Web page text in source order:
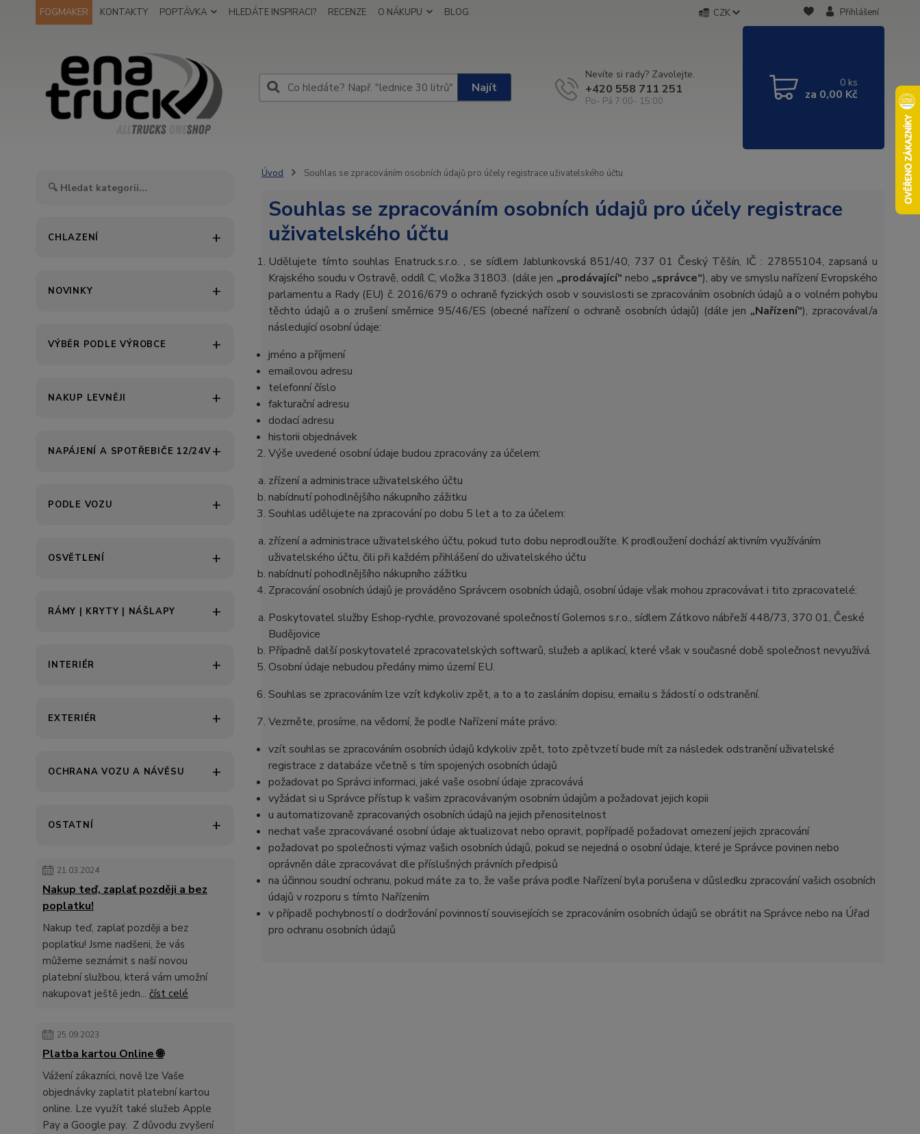
FOGMAKER KONTAKTY POPTÁVKA HLEDÁTE INSPIRACI? RECENZE O NÁKUPU BLOG CZK Přihlášení
Najít
Nevíte si rady? Zavolejte.
+420 558 711 251
Po- Pá 7:00- 15:00
0 ks
za 0,00 Kč
CHLAZENÍ
NOVINKY
VÝBĚR PODLE VÝROBCE
NAKUP LEVNĚJI
NAPÁJENÍ A SPOTŘEBIČE 12/24V
PODLE VOZU
OSVĚTLENÍ
RÁMY | KRYTY | NÁŠLAPY
INTERIÉR
EXTERIÉR
OCHRANA VOZU A NÁVĚSU
OSTATNÍ
21.03.2024
Nakup teď, zaplať později a bez
poplatku!
Nakup teď, zaplať později a bez
poplatku! Jsme nadšeni, že vás
můžeme seznámit s naší novou
platební službou, která vám umožní
nakupovat ještě jedn... číst celé
25.09.2023
Platba kartou Online 🌐
Vážení zákazníci, nově lze Vaše
objednávky zaplatit platební kartou
online. Lze využít také služeb Apple
Pay a Google pay. Z důvodu zvyšení
Úvod Souhlas se zpracováním osobních údajů pro účely registrace uživatelského účtu
Souhlas se zpracováním osobních údajů pro účely registrace
uživatelského účtu
Udělujete tímto souhlas Enatruck.s.r.o. , se sídlem Jablunkovská 851/40, 737 01 Český Těšín, IČ : 27855104, zapsaná u
Krajského soudu v Ostravě, oddíl C, vložka 31803. (dále jen „prodávající“ nebo „správce“), aby ve smyslu nařízení Evropského
parlamentu a Rady (EU) č. 2016/679 o ochraně fyzických osob v souvislosti se zpracováním osobních údajů a o volném pohybu
těchto údajů a o zrušení směrnice 95/46/ES (obecné nařízení o ochraně osobních údajů) (dále jen „Nařízení“), zpracovával/a
následující osobní údaje:
jméno a příjmení
emailovou adresu
telefonní číslo
fakturační adresu
dodací adresu
historii objednávek
Výše uvedené osobní údaje budou zpracovány za účelem:
zřízení a administrace uživatelského účtu
nabídnutí pohodlnějšího nákupního zážitku
Souhlas udělujete na zpracování po dobu 5 let a to za účelem:
zřízení a administrace uživatelského účtu, pokud tuto dobu neprodloužíte. K prodloužení dochází aktivním využíváním
uživatelského účtu, čili při každém přihlášení do uživatelského účtu
nabídnutí pohodlnějšího nákupního zážitku
Zpracování osobních údajů je prováděno Správcem osobních údajů, osobní údaje však mohou zpracovávat i tito zpracovatelé:
Poskytovatel služby Eshop-rychle, provozované společností Golemos s.r.o., sídlem Zátkovo nábřeží 448/73, 370 01, České
Budějovice
Případně další poskytovatelé zpracovatelských softwarů, služeb a aplikací, které však v současné době společnost nevyužívá.
Osobní údaje nebudou předány mimo území EU.
Souhlas se zpracováním lze vzít kdykoliv zpět, a to a to zasláním dopisu, emailu s žádostí o odstranění.
Vezměte, prosíme, na vědomí, že podle Nařízení máte právo:
vzít souhlas se zpracováním osobních údajů kdykoliv zpět, toto zpětvzetí bude mít za následek odstranění uživatelské
registrace z databáze včetně s tím spojených osobních údajů
požadovat po Správci informaci, jaké vaše osobní údaje zpracovává
vyžádat si u Správce přístup k vašim zpracovávaným osobním údajům a požadovat jejich kopii
u automatizovaně zpracovaných osobních údajů na jejich přenositelnost
nechat vaše zpracovávané osobní údaje aktualizovat nebo opravit, popřípadě požadovat omezení jejich zpracování
požadovat po společnosti výmaz vašich osobních údajů, pokud se nejedná o osobní údaje, které je Správce povinen nebo
oprávněn dále zpracovávat dle příslušných právních předpisů
na účinnou soudní ochranu, pokud máte za to, že vaše práva podle Nařízení byla porušena v důsledku zpracování vašich osobních
údajů v rozporu s tímto Nařízením
v případě pochybností o dodržování povinností souvisejících se zpracováním osobních údajů se obrátit na Správce nebo na Úřad
pro ochranu osobních údajů